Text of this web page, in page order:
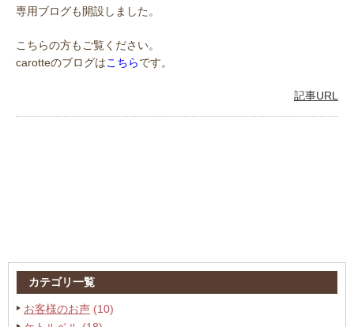
専用ブログも開設しました。
こちらの方もご覧ください。
carotteのブログはこちらです。
記事URL
カテゴリ一覧
お客様のお声 (10)